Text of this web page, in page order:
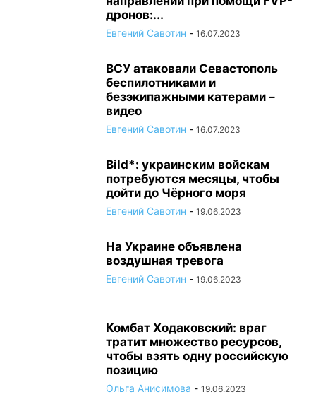
дронов:...
Евгений Савотин - 16.07.2023
ВСУ атаковали Севастополь
беспилотниками и
безэкипажными катерами –
видео
Евгений Савотин - 16.07.2023
Bild*: украинским войскам
потребуются месяцы, чтобы
дойти до Чёрного моря
Евгений Савотин - 19.06.2023
На Украине объявлена
воздушная тревога
Евгений Савотин - 19.06.2023
Комбат Ходаковский: враг
тратит множество ресурсов,
чтобы взять одну российскую
позицию
Ольга Анисимова - 19.06.2023